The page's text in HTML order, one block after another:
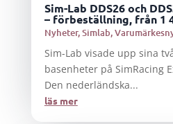
Sim-Lab DDS26 och
– förbeställning, från 1
Nyheter,Simlab,
Sim-Lab visade upp sina
basenheter på SimRacing
Den nederländska...
läs mer